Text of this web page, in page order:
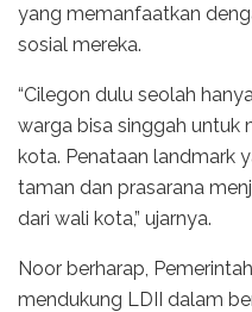
yang memanfaatkan
sosial mereka.
“Cilegon dulu seolah
warga bisa singgah untuk
kota. Penataan landmark
taman dan prasarana
dari wali kota,” ujarnya.
Noor berharap,
mendukung LDII dalam